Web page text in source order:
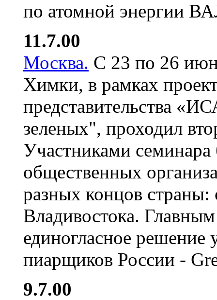
по атомной
11.7.00
Москва. С 23 по 26
Химки, в рамках
представительства
зеленых", проходил
Участниками семинара
общественных
разных концов страны:
Владивостока.
единогласное решение
пиарщиков России -
9.7.00